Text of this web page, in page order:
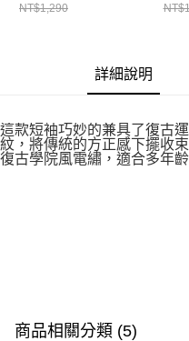
NT$1,290
詳細說明
這款短袖巧妙的兼具了復古
紋，將傳統的方正感下擺收
復古學院風電繡，適合多年
商品相關分類 (5)